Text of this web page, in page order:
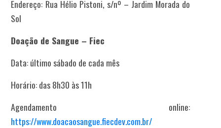
Endereço: Rua Hélio Pistoni, s/nº – Jardim Morada do
Sol
Doação de Sangue – Fiec
Data: último sábado de cada mês
Horário: das 8h30 às 11h
Agendamento online:
https://www.doacaosangue.fiecdev.com.br/